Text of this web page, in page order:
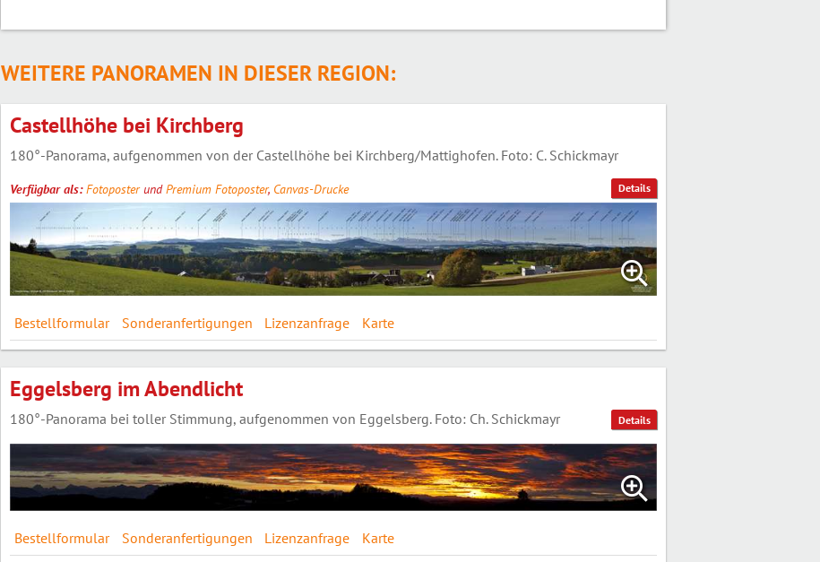
WEITERE PANORAMEN IN DIESER REGION:
Details
Castellhöhe bei Kirchberg
180°-Panorama, aufgenommen von der Castellhöhe bei Kirchberg/Mattighofen. Foto: C. Schickmayr
Verfügbar als:FotoposterundPremium Fotoposter, Canvas-Drucke
Bestellformular Sonderanfertigungen Lizenzanfrage Karte
Details
Eggelsberg im Abendlicht
180°-Panorama bei toller Stimmung, aufgenommen von Eggelsberg. Foto: Ch. Schickmayr
Bestellformular Sonderanfertigungen Lizenzanfrage Karte